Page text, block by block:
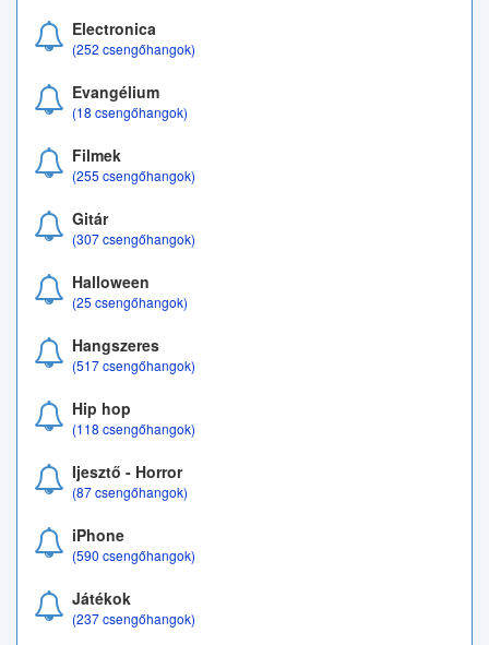
Electronica
(252 csengőhangok)
Evangélium
(18 csengőhangok)
Filmek
(255 csengőhangok)
Gitár
(307 csengőhangok)
Halloween
(25 csengőhangok)
Hangszeres
(517 csengőhangok)
Hip hop
(118 csengőhangok)
Ijesztő - Horror
(87 csengőhangok)
iPhone
(590 csengőhangok)
Játékok
(237 csengőhangok)